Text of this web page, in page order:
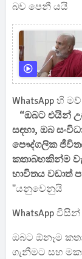
බව පෙනී යයි
WhatsApp හි
“ඔබට එයින්
සඳහා, ඔබ
පෞද්ගලික
කතාබහකින්ම
භාවිතය වඩාත්
''යනුවෙනුයි
WhatsApp
ඔබට ඕනෑම
ගැනීමට සහ